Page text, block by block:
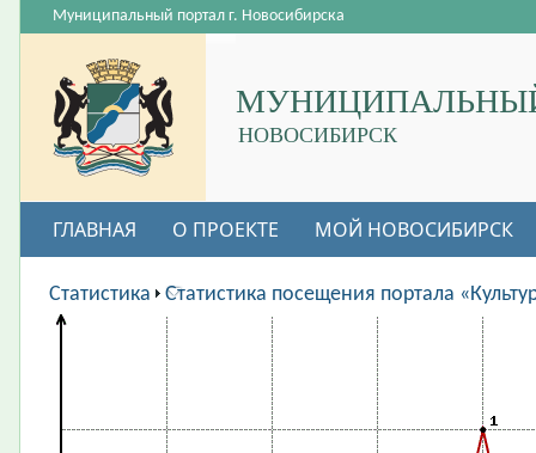
НОВОСИБИРСК
Муниципальный портал г. Новосибирска
ГЛАВНАЯ О ПРОЕКТЕ МОЙ НОВОСИБИРСК
ВАКАНСИИ
Статистика Статистика посещения портала